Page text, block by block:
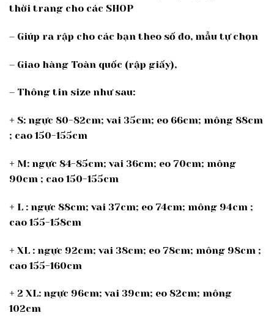
thời trang cho các SHOP
– Giúp ra rập cho các bạn theo số đo, mẫu tự chọn
– Giao hàng Toàn quốc (rập giấy),
– Thông tin size như sau:
+ S: ngực 80-82cm; vai 35cm; eo 66cm; mông 88cm
; cao 150-155cm
+ M: ngực 84-85cm; vai 36cm; eo 70cm; mông
90cm ; cao 150-155cm
+ L : ngực 88cm; vai 37cm; eo 74cm; mông 94cm ;
cao 155-158cm
+ XL : ngực 92cm; vai 38cm; eo 78cm; mông 98cm ;
cao 155-160cm
+ 2 XL: ngực 96cm; vai 39cm; eo 82cm; mông
102cm